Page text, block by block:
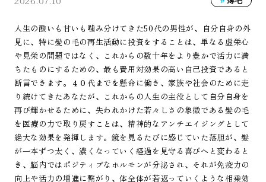
人生の酸いも甘いも噛み分けてきた50代の男性が、自分自身の外
見に、特に髪の毛の再生活動に投資をすることは、単なる虚栄心
や見栄の問題ではなく、これからの数十年をより豊かで活力に満
ちたものにするための、最も費用対効果の高い自己投資であると
断言できます。４０代までを懸命に働き、家族や社会のために走
り続けてきたあなたが、これからの人生の主役として自分自身を
再び輝かせるために、失われかけた若々しさの象徴である髪の毛
を医療の力で取り戻すことは、精神的なアンチエイジングとして
絶大な効果を発揮します。鏡を見るたびに感じていた落胆が、髪
が一本ずつ太く、濃くなっていく経過を見守る喜びへと変わると
き、脳内ではポジティブなホルモンが分泌され、それが免疫力の
向上や活力の増進に繋がり、体全体が若返っていくような相乗効